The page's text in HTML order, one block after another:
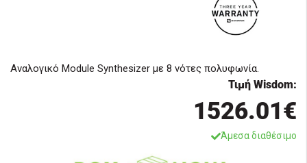
Αναλογικό Module Synthesizer με 8 νότες πολυφωνία.
Τιμή Wisdom:
1526.01€
Άμεσα διαθέσιμο